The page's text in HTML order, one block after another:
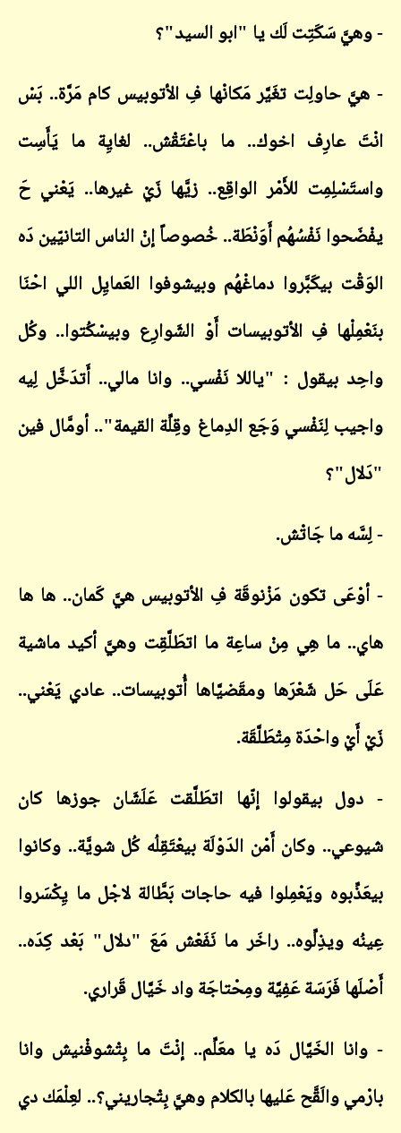
- وهيَّ سَكَتِت لَك يا "ابو السيد"؟
- هيَّ حاولِت تغَيَّر مَكانْها فِ الأتوبيس كام مَرَّة.. بَسْ
انْتَ عارِف اخوك.. ما باعْتَقْش.. لغايِة ما يَأَسِت
واستَسْلِمِت للأَمْر الواقِع.. زيَّها زَيْ غيرها.. يَعْني حَ
يفْضَحوا نَفْسُهُم أَوَنْطَة.. خُصوصاً إنْ الناس التانيّين دَه
الوَقْت بيكَبَّروا دماغْهُم وبيشوفوا العَمايِل اللي احْنَا
بنَعْمِلْها فِ الأتوبيسات أَوْ الشَوارِع وبيسْكُتوا.. وكُل
واحِد بيقول : "ياللا نَفْسي.. وانا مالي.. أَتدَخَّل لِيه
واجيب لِنَفْسي وَجَع الدِماغ وقِلِّة القيمة".. أومَّال فين
"دَلال"؟
- لِسَّه ما جَاتْش.
- أوْعَى تكون مَزْنوقَة فِ الأتوبيس هيَّ كَمان.. ها ها
هاي.. ما هِي مِنْ ساعِة ما اتطَلَّقِت وهيَّ أكيد ماشية
عَلَى حَل شَعْرَها ومقَضيَّاها أُتوبيسات.. عادي يَعْني..
زَيْ أَيْ واحْدَة مِتْطَلَّقَة.
- دول بيقولوا إنّها اتطَلَّقت عَلَشَان جوزها كان
شيوعي.. وكان أَمْن الدَوْلَة بيعْتَقِلُه كُل شويَّة.. وكانوا
بيعَذِّبوه ويَعْمِلوا فيه حاجات بَطَّالة لاجْل ما يِكْسَروا
عِينُه ويذِلِّوه.. راخَر ما نَفَعْش مَعَ "دلال" بَعْد كِدَه..
أَصْلَها فَرَسَة عَفِيَّة ومِحْتاجَة واد خَيَّال قَراري.
- وانا الخَيَّال دَه يا معَلِّم.. إنْتَ ما بِتْشوفْنيش وانا
بارْمي والَقَّح عَليها بالكلام وهيَّ بِتْجاريني؟.. لعِلْمَك دي